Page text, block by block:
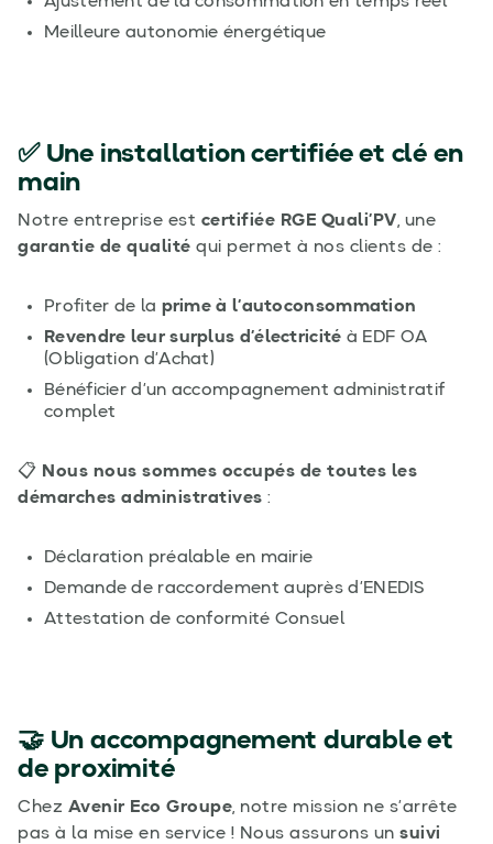
Meilleure autonomie énergétique
✅ Une installation certifiée et clé en
main
Notre entreprise est certifiée RGE Quali’PV, une
garantie de qualité qui permet à nos clients de :
Profiter de la prime à l’autoconsommation
Revendre leur surplus d’électricité à EDF OA
(Obligation d’Achat)
Bénéficier d’un accompagnement administratif
complet
📋 Nous nous sommes occupés de toutes les
démarches administratives :
Déclaration préalable en mairie
Demande de raccordement auprès d’ENEDIS
Attestation de conformité Consuel
🤝 Un accompagnement durable et
de proximité
Chez Avenir Eco Groupe, notre mission ne s’arrête
pas à la mise en service ! Nous assurons un suivi